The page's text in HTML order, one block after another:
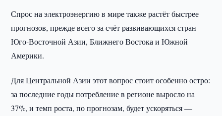
Спрос на электроэнергию в мире также растёт быстрее
прогнозов, прежде всего за счёт развивающихся стран
Юго-Восточной Азии, Ближнего Востока и Южной
Америки.
Для Центральной Азии этот вопрос стоит особенно остро:
за последние годы потребление в регионе выросло на
37%, и темп роста, по прогнозам, будет ускоряться —